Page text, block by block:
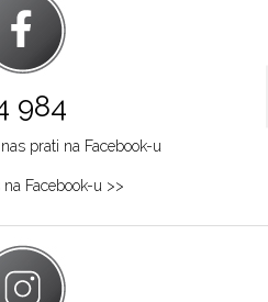
984
prati na Facebook-u
na Facebook-u >>